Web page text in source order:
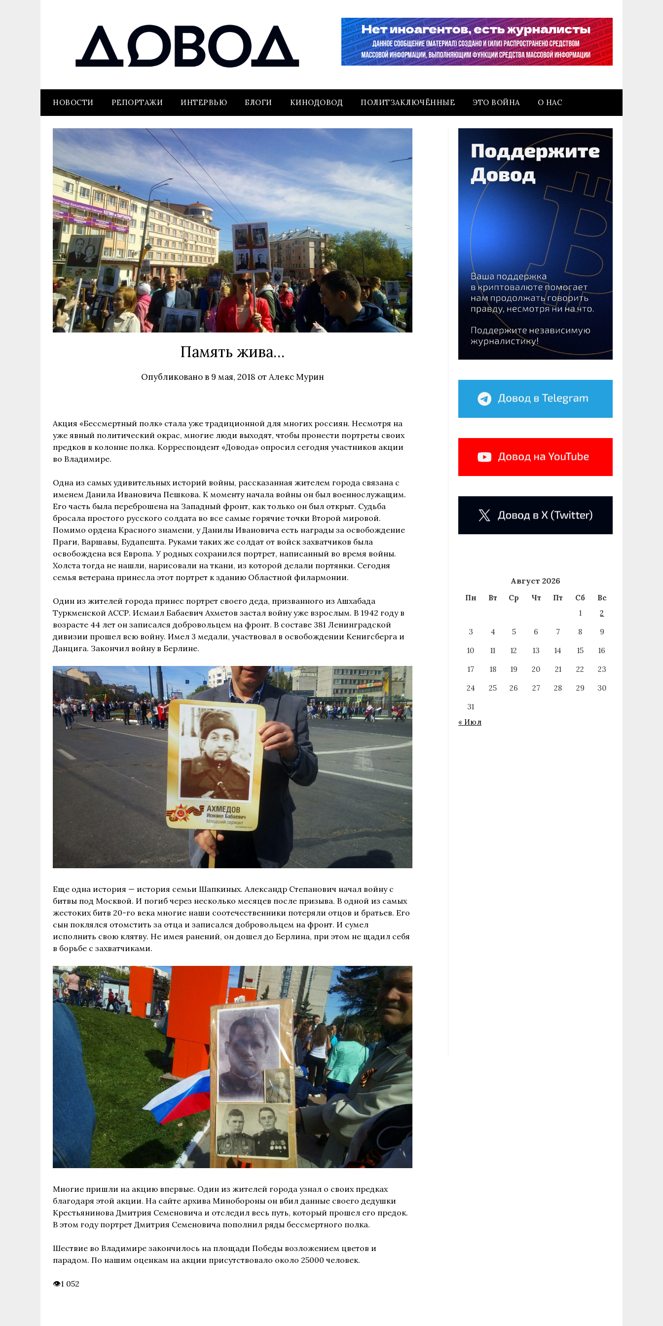
НОВОСТИ РЕПОРТАЖИ ИНТЕРВЬЮ БЛОГИ КИНОДОВОД ПОЛИТЗАКЛЮЧЁННЫЕ ЭТО ВОЙНА О НАС
Память жива…
Опубликовано в 9 мая, 2018 от Алекс Мурин
Акция «Бессмертный полк» стала уже традиционной для многих россиян. Несмотря на
уже явный политический окрас, многие люди выходят, чтобы пронести портреты своих
предков в колонне полка. Корреспондент «Довода» опросил сегодня участников акции
во Владимире.
Одна из самых удивительных историй войны, рассказанная жителем города связана с
именем Данила Ивановича Пешкова. К моменту начала войны он был военнослужащим.
Его часть была переброшена на Западный фронт, как только он был открыт. Судьба
бросала простого русского солдата во все самые горячие точки Второй мировой.
Помимо ордена Красного знамени, у Данилы Ивановича есть награды за освобождение
Праги, Варшавы, Будапешта. Руками таких же солдат от войск захватчиков была
освобождена вся Европа. У родных сохранился портрет, написанный во время войны.
Холста тогда не нашли, нарисовали на ткани, из которой делали портянки. Сегодня
семья ветерана принесла этот портрет к зданию Областной филармонии.
Один из жителей города принес портрет своего деда, призванного из Ашхабада
Туркменской АССР. Исмаил Бабаевич Ахметов застал войну уже взрослым. В 1942 году в
возрасте 44 лет он записался добровольцем на фронт. В составе 381 Ленинградской
дивизии прошел всю войну. Имел 3 медали, участвовал в освобождении Кенигсберга и
Данцига. Закончил войну в Берлине.
Еще одна история — история семьи Шапкиных. Александр Степанович начал войну с
битвы под Москвой. И погиб через несколько месяцев после призыва. В одной из самых
жестоких битв 20-го века многие наши соотечественники потеряли отцов и братьев. Его
сын поклялся отомстить за отца и записался добровольцем на фронт. И сумел
исполнить свою клятву. Не имея ранений, он дошел до Берлина, при этом не щадил себя
в борьбе с захватчиками.
Многие пришли на акцию впервые. Один из жителей города узнал о своих предках
благодаря этой акции. На сайте архива Минобороны он вбил данные своего дедушки
Крестьянинова Дмитрия Семеновича и отследил весь путь, который прошел его предок.
В этом году портрет Дмитрия Семеновича пополнил ряды бессмертного полка.
Шествие во Владимире закончилось на площади Победы возложением цветов и
парадом. По нашим оценкам на акции присутствовало около 25000 человек.
1 052
Август 2026
Пн Вт Ср Чт Пт Сб
Вс
1
2
3
4 5 6 7 8
9
10
11 12 13 14 15
16
17
18 19 20 21 22
23
24
25 26 27 28 29
30
31
« Июл